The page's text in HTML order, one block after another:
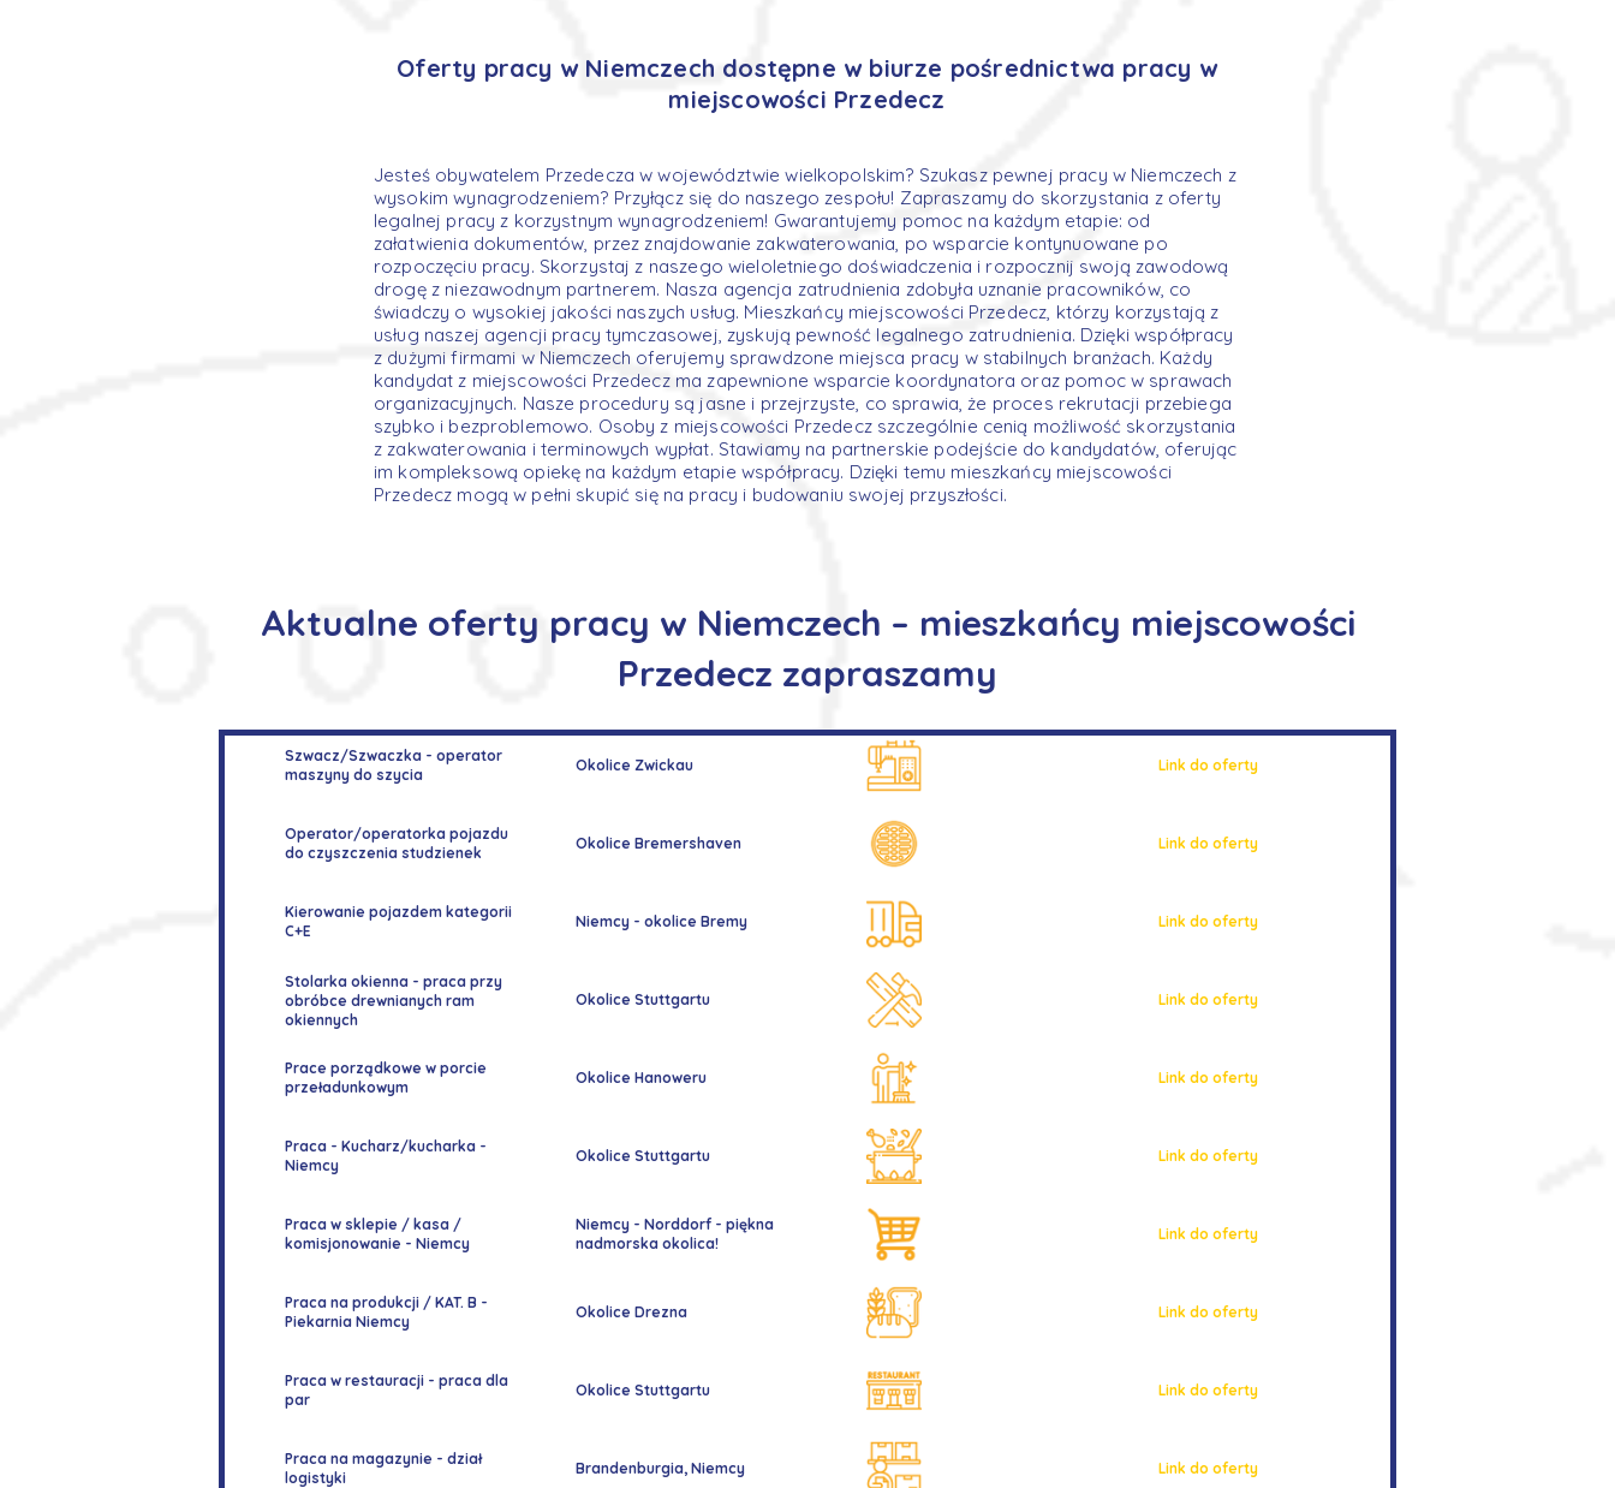
Oferty pracy w Niemczech dostępne w biurze pośrednictwa pracy w
miejscowości Przedecz
Jesteś obywatelem Przedecza w województwie wielkopolskim? Szukasz pewnej pracy w Niemczech z
wysokim wynagrodzeniem? Przyłącz się do naszego zespołu! Zapraszamy do skorzystania z oferty
legalnej pracy z korzystnym wynagrodzeniem! Gwarantujemy pomoc na każdym etapie: od
załatwienia dokumentów, przez znajdowanie zakwaterowania, po wsparcie kontynuowane po
rozpoczęciu pracy. Skorzystaj z naszego wieloletniego doświadczenia i rozpocznij swoją zawodową
drogę z niezawodnym partnerem. Nasza agencja zatrudnienia zdobyła uznanie pracowników, co
świadczy o wysokiej jakości naszych usług. Mieszkańcy miejscowości Przedecz, którzy korzystają z
usług naszej agencji pracy tymczasowej, zyskują pewność legalnego zatrudnienia. Dzięki współpracy
z dużymi firmami w Niemczech oferujemy sprawdzone miejsca pracy w stabilnych branżach. Każdy
kandydat z miejscowości Przedecz ma zapewnione wsparcie koordynatora oraz pomoc w sprawach
organizacyjnych. Nasze procedury są jasne i przejrzyste, co sprawia, że proces rekrutacji przebiega
szybko i bezproblemowo. Osoby z miejscowości Przedecz szczególnie cenią możliwość skorzystania
z zakwaterowania i terminowych wypłat. Stawiamy na partnerskie podejście do kandydatów, oferując
im kompleksową opiekę na każdym etapie współpracy. Dzięki temu mieszkańcy miejscowości
Przedecz mogą w pełni skupić się na pracy i budowaniu swojej przyszłości.
Aktualne oferty pracy w Niemczech – mieszkańcy miejscowości
Przedecz zapraszamy
Szwacz/Szwaczka - operator
maszyny do szycia
Okolice Zwickau Link do oferty
Operator/operatorka pojazdu
do czyszczenia studzienek
Okolice Bremershaven Link do oferty
Kierowanie pojazdem kategorii
C+E
Niemcy - okolice Bremy Link do oferty
Stolarka okienna - praca przy
obróbce drewnianych ram
okiennych
Okolice Stuttgartu Link do oferty
Prace porządkowe w porcie
przeładunkowym
Okolice Hanoweru Link do oferty
Praca - Kucharz/kucharka -
Niemcy
Okolice Stuttgartu Link do oferty
Praca w sklepie / kasa /
komisjonowanie - Niemcy
Niemcy - Norddorf - piękna
nadmorska okolica!
Link do oferty
Praca na produkcji / KAT. B -
Piekarnia Niemcy
Okolice Drezna Link do oferty
Praca w restauracji - praca dla
par
Okolice Stuttgartu Link do oferty
Praca na magazynie - dział
logistyki
Brandenburgia, Niemcy Link do oferty